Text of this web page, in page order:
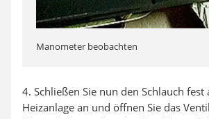
Manometer beobachten
4. Schließen Sie nun den Schlauch fest
Heizanlage an und öffnen Sie das